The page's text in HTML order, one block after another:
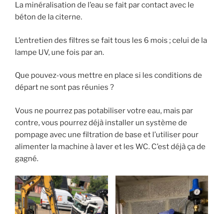
La minéralisation de l’eau se fait par contact avec le
béton de la citerne.
L’entretien des filtres se fait tous les 6 mois ; celui de la
lampe UV, une fois par an.
Que pouvez-vous mettre en place si les conditions de
départ ne sont pas réunies ?
Vous ne pourrez pas potabiliser votre eau, mais par
contre, vous pourrez déjà installer un système de
pompage avec une filtration de base et l’utiliser pour
alimenter la machine à laver et les WC. C’est déjà ça de
gagné.